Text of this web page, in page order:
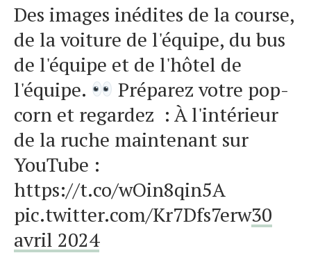
Des images inédites de la course,
de la voiture de l'équipe, du bus
de l'équipe et de l'hôtel de
l'équipe.
Préparez votre pop-
corn et regardez : À l'intérieur
de la ruche maintenant sur
YouTube :
https://t.co/wOin8qin5A
pic.twitter.com/Kr7Dfs7erw30
avril 2024